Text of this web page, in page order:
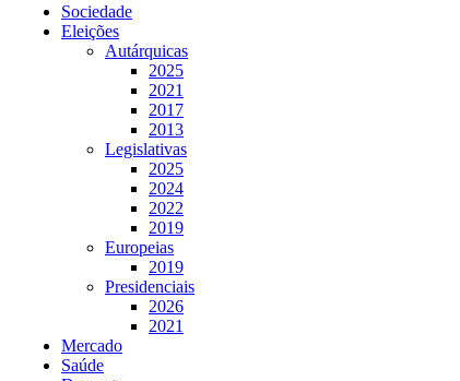
Sociedade
Eleições
Autárquicas
2025
2021
2017
2013
Legislativas
2025
2024
2022
2019
Europeias
2019
Presidenciais
2026
2021
Mercado
Saúde